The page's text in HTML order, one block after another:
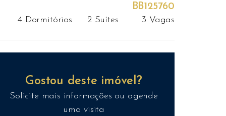
BB125760
4 Dormitórios 2 Suítes 3 Vagas
Gostou deste imóvel?
Solicite mais informações ou agende
uma visita